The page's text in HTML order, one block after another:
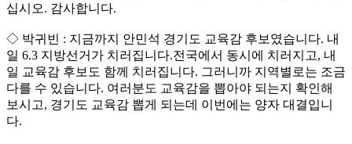
십시오. 감사합니다.
◇ 박귀빈 : 지금까지 안민석 경기도 교육감 후보였습니다. 내
일 6.3 지방선거가 치러집니다.전국에서 동시에 치러지고, 내
일 교육감 후보도 함께 치러집니다. 그러니까 지역별로는 조금
다를 수 있습니다. 여러분도 교육감을 뽑아야 되는지 확인해
보시고, 경기도 교육감 뽑게 되는데 이번에는 양자 대결입니
다.